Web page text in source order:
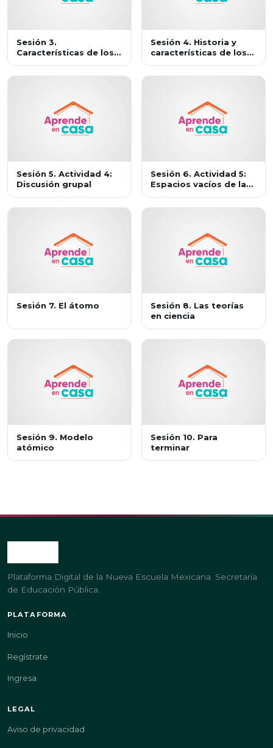
Sesión 3.
Características de los
Sesión 4. Historia y
características de los
Sesión 5. Actividad 4:
Discusión grupal
Sesión 6. Actividad 5:
Espacios vacíos de la
Sesión 7. El átomo
Sesión 8. Las teorías
en ciencia
Sesión 9. Modelo
atómico
Sesión 10. Para
terminar
Plataforma Digital de la Nueva Escuela Mexicana. Secretaría
de Educación Pública.
PLATAFORMA
Inicio
Regístrate
Ingresa
LEGAL
Aviso de privacidad